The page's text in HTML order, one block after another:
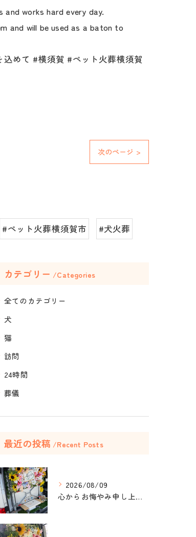
and works hard every day.
and will be used as a baton to
めて #横須賀 #ペット火葬横須賀
次のページ >
#ペット火葬横須賀市 #犬火葬
カテゴリー Categories
全てのカテゴリー
犬
猫
訪問
24時間
葬儀
最近の投稿 Recent Posts
2026/08/09
心からお悔やみ申し上げます。